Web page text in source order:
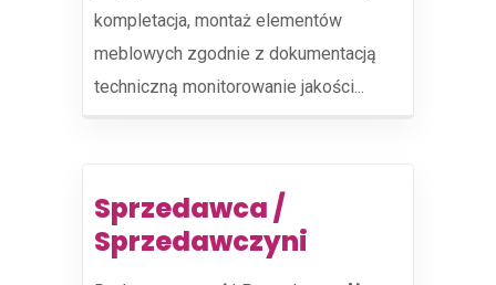
kompletacja, montaż elementów
meblowych zgodnie z dokumentacją
techniczną monitorowanie jakości...
Sprzedawca /
Sprzedawczyni